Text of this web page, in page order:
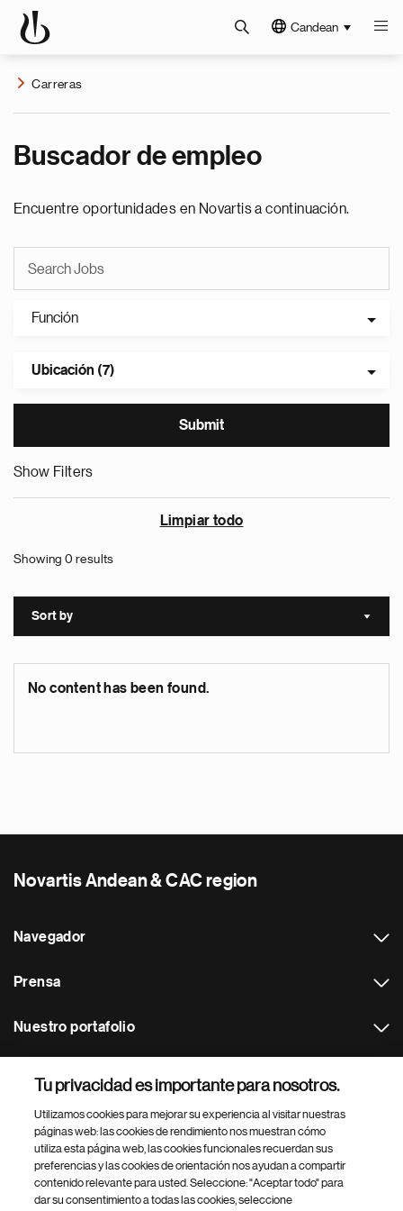
Candean
Carreras
Buscador de empleo
Encuentre oportunidades en Novartis a continuación.
Función
Ubicación (7)
Show Filters
Limpiar todo
Showing 0 results
Sort by Sort
No content has been found.
Novartis Andean & CAC region
Navegador
Prensa
Nuestro portafolio
Footer Site Search
Tu privacidad es importante para nosotros.
Utilizamos cookies para mejorar su experiencia al visitar nuestras
páginas web: las cookies de rendimiento nos muestran cómo
utiliza esta página web, las cookies funcionales recuerdan sus
preferencias y las cookies de orientación nos ayudan a compartir
contenido relevante para usted. Seleccione: "Aceptar todo" para
dar su consentimiento a todas las cookies, seleccione